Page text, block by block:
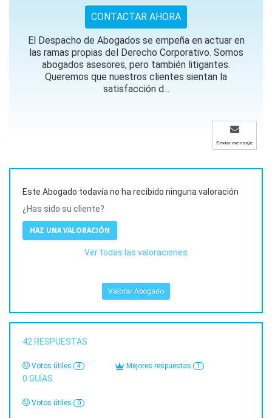
CONTACTAR AHORA
El Despacho de Abogados se empeña en actuar en
las ramas propias del Derecho Corporativo. Somos
abogados asesores, pero también litigantes.
Queremos que nuestros clientes sientan la
satisfacción d...
Enviar mensaje
Este Abogado todavía no ha recibido ninguna valoración
¿Has sido su cliente?
HAZ UNA VALORACIÓN
Ver todas las valoraciones
Valorar Abogado
42 RESPUESTAS
Votos útiles 4 Mejores respuestas 1
0 GUÍAS
Votos útiles 0